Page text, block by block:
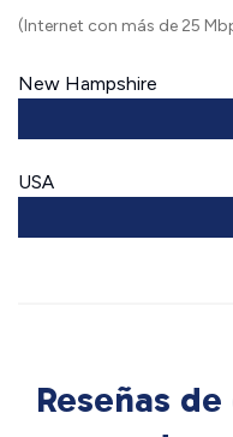
(Internet con más de 25
New Hampshire
USA
Reseñas